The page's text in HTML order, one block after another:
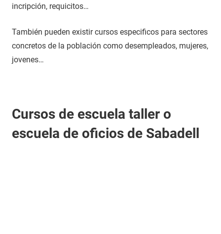
incripción, requicitos…
También pueden existir cursos especificos para sectores
concretos de la población como desempleados, mujeres,
jovenes…
Cursos de escuela taller o
escuela de oficios de Sabadell